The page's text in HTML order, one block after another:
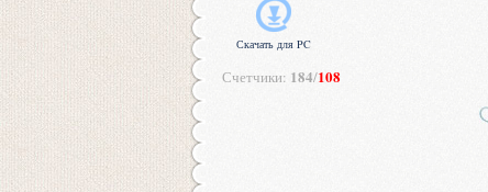
Скачать для PC
Счетчики: 184/108